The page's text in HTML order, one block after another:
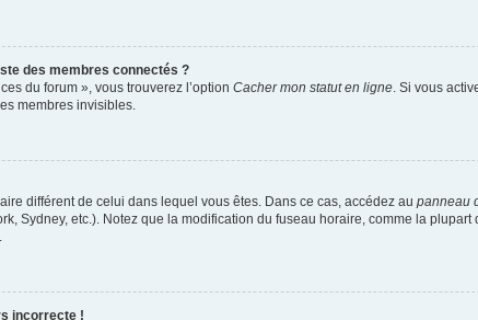
des membres connectés ?
du forum », vous trouverez l’option Cacher mon statut en ligne . Si vous
membres invisibles.
différent de celui dans lequel vous êtes. Dans ce cas, accédez au panneau
Sydney, etc.). Notez que la modification du fuseau horaire, comme la
incorrecte !